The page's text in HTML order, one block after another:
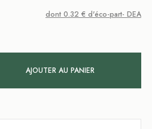
dont 0.32 € d'éco-part- DEA
AJOUTER AU PANIER